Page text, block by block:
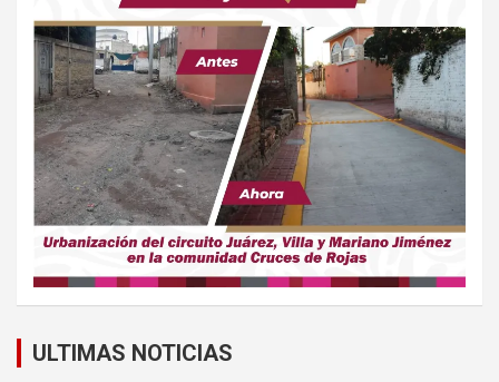
ULTIMAS NOTICIAS